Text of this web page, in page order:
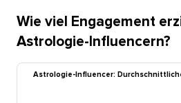
Wie viel Engagement
Astrologie-Influencern?​​
Astrologie-Influencer: